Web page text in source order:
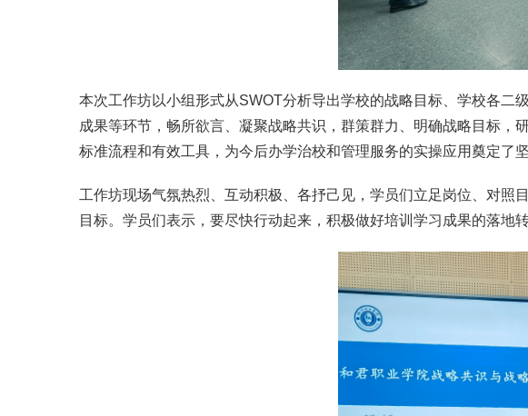
本次工作坊以小组形式从SWOT分析导出学校的战略目标、学校各二
成果等环节，畅所欲言、凝聚战略共识，群策群力、明确战略目标
标准流程和有效工具，为今后办学治校和管理服务的实操应用奠定了坚
工作坊现场气氛热烈、互动积极、各抒己见，学员们立足岗位、对
目标。学员们表示，要尽快行动起来，积极做好培训学习成果的落地转